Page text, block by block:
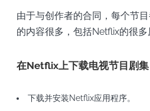
由于与创作者的合同，每个节
的内容很多，包括Netflix的很多
在Netflix上下载电视节目剧集
下载并安装Netflix应用程序。